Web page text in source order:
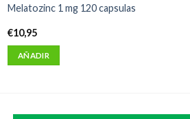
Melatozinc 1 mg 120 capsulas
€10,95
AÑADIR